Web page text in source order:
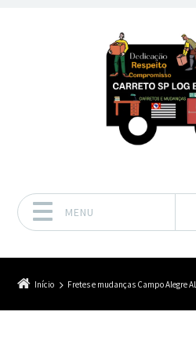
MENU
Início Fretes e mudanças Campo Alegre AL